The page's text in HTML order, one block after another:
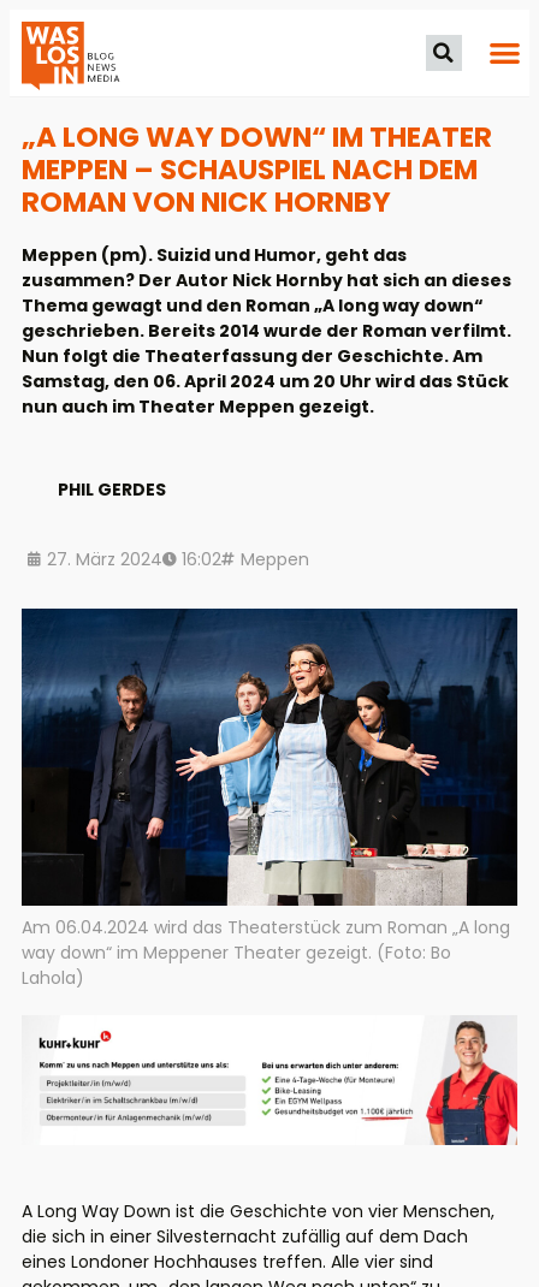
„A LONG WAY DOWN“ IM THEATER
MEPPEN – SCHAUSPIEL NACH DEM
ROMAN VON NICK HORNBY
Meppen (pm). Suizid und Humor, geht das
zusammen? Der Autor Nick Hornby hat sich an dieses
Thema gewagt und den Roman „A long way down“
geschrieben. Bereits 2014 wurde der Roman verfilmt.
Nun folgt die Theaterfassung der Geschichte. Am
Samstag, den 06. April 2024 um 20 Uhr wird das Stück
nun auch im Theater Meppen gezeigt.
PHIL GERDES
27. März 2024 16:02 Meppen
Am 06.04.2024 wird das Theaterstück zum Roman „A long
way down“ im Meppener Theater gezeigt. (Foto: Bo
Lahola)
A Long Way Down ist die Geschichte von vier Menschen,
die sich in einer Silvesternacht zufällig auf dem Dach
eines Londoner Hochhauses treffen. Alle vier sind